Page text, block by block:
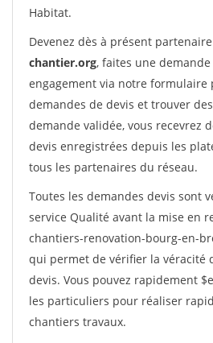
Habitat.
Devenez dès à présent
chantier.org, faites une
engagement via notre formulaire
demandes de devis et trouver
demande validée, vous recevrez
devis enregistrées depuis les
tous les partenaires du réseau.
Toutes les demandes devis sont
service Qualité avant la mise en
chantiers-renovation-bourg-en-
qui permet de vérifier la véracité
devis. Vous pouvez rapidement
les particuliers pour réaliser
chantiers travaux.